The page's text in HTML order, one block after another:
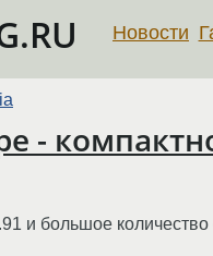
Новости
-
и большое